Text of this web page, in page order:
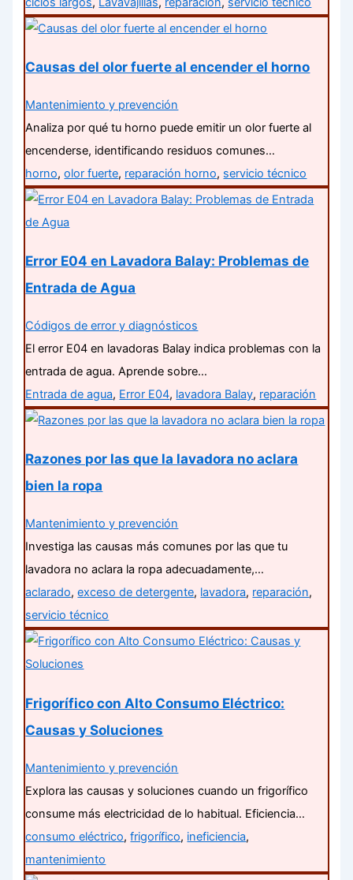
Causas del olor fuerte al encender el horno
Mantenimiento y prevención
Analiza por qué tu horno puede emitir un olor fuerte al
encenderse, identificando residuos comunes…
horno,olor fuerte, reparación horno, servicio técnico
Error E04 en Lavadora Balay: Problemas de
Entrada de Agua
Códigos de error y diagnósticos
El error E04 en lavadoras Balay indica problemas con la
entrada de agua. Aprende sobre…
Entrada de agua, Error E04, lavadora Balay, reparación
Razones por las que la lavadora no aclara
bien la ropa
Mantenimiento y prevención
Investiga las causas más comunes por las que tu
lavadora no aclara la ropa adecuadamente,…
aclarado,exceso de detergente, lavadora, reparación,
servicio técnico
Frigorífico con Alto Consumo Eléctrico:
Causas y Soluciones
Mantenimiento y prevención
Explora las causas y soluciones cuando un frigorífico
consume más electricidad de lo habitual. Eficiencia…
consumo eléctrico,frigorífico, ineficiencia,
mantenimiento